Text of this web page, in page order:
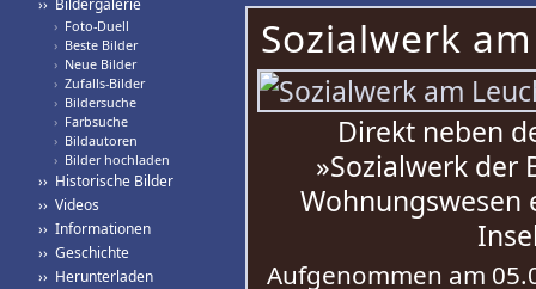
›› Bildergalerie
› Foto-Duell
› Beste Bilder
› Neue Bilder
› Zufalls-Bilder
› Bildersuche
› Farbsuche
› Bildautoren
› Bilder hochladen
›› Historische Bilder
›› Videos
›› Informationen
›› Geschichte
›› Herunterladen
Sozialwerk
Direkt neben
»Sozialwerk der
Wohnungswesen
Aufgenommen am